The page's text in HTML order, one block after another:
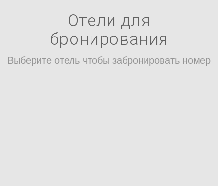
Отели для
бронирования
Выберите отель чтобы забронировать номер